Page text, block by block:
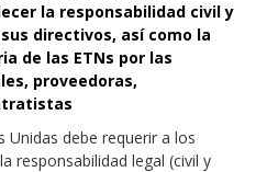
la responsabilidad civil y
directivos, así como la
de las ETNs por las
proveedoras,
Unidas debe requerir a los
responsabilidad legal (civil y